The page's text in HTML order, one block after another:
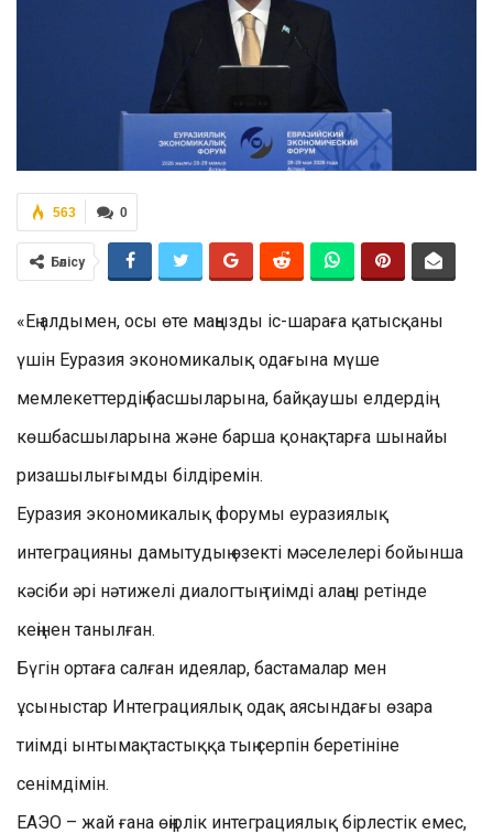
0
563
Бөлісу
«Ең алдымен, осы өте маңызды іс-шараға қатысқаны
үшін Еуразия экономикалық одағына мүше
мемлекеттердің басшыларына, байқаушы елдердің
көшбасшыларына және барша қонақтарға шынайы
ризашылығымды білдіремін.
Еуразия экономикалық форумы еуразиялық
интеграцияны дамытудың өзекті мәселелері бойынша
кәсіби әрі нәтижелі диалогтың тиімді алаңы ретінде
кеңінен танылған.
Бүгін ортаға салған идеялар, бастамалар мен
ұсыныстар Интеграциялық одақ аясындағы өзара
тиімді ынтымақтастыққа тың серпін беретініне
сенімдімін.
ЕАЭО – жай ғана өңірлік интеграциялық бірлестік емес,